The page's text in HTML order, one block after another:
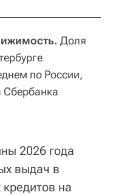
Доля
по России,
Сбербанка
2026 года
выдач в
на